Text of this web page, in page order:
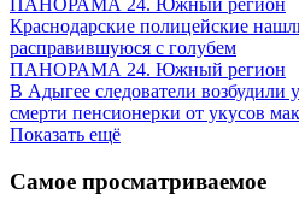
ПАНОРАМА 24. Южный регион
Краснодарские полицейские
расправившуюся с голубем
ПАНОРАМА 24. Южный регион
В Адыгее следователи возбудили
смерти пенсионерки от укусов
Показать ещё
Самое просматриваемое